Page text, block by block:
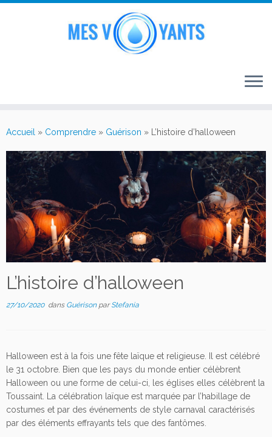
auAccueil » Comprendre » Guérison » L’histoire d’halloween
L’histoire d’halloween
27/10/2020dans Guérison parStefania
Halloween est à la fois une fête laïque et religieuse. Il est célébré
le 31 octobre. Bien que les pays du monde entier célèbrent
Halloween ou une forme de celui-ci, les églises elles célèbrent la
Toussaint. La célébration laïque est marquée par l’habillage de
costumes et par des événements de style carnaval caractérisés
par des éléments effrayants tels que des fantômes.